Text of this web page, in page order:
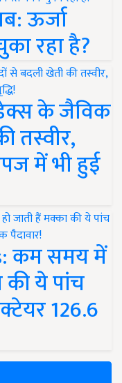
ऊर्जा
रहा है?
के जैविक
तस्वीर,
में भी हुई
कम समय में
की ये पांच
126.6